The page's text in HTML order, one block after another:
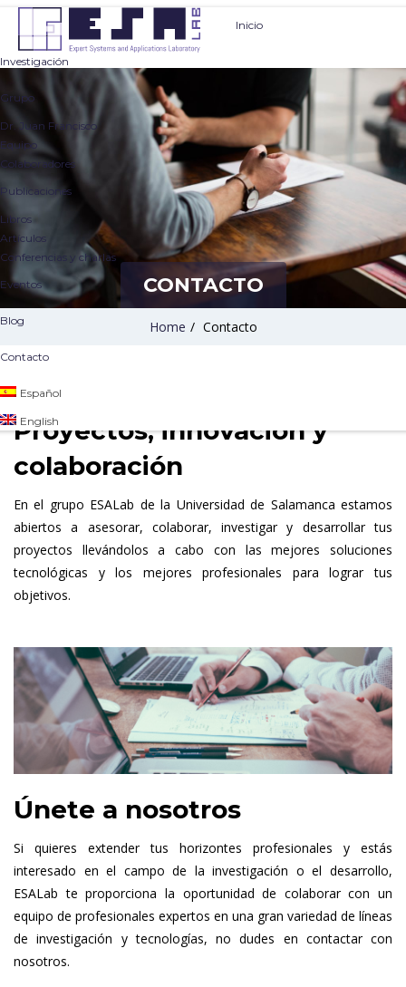
Inicio
Investigación
Grupo
Dr. Juan Francisco
Equipo
Colaboradores
Publicaciones
Libros
Artículos
Conferencias y charlas
Eventos
Blog
Contacto
Español
English
CONTACTO
Home / Contacto
Proyectos, innovación y
colaboración
En el grupo ESALab de la Universidad de Salamanca estamos
abiertos a asesorar, colaborar, investigar y desarrollar tus
proyectos llevándolos a cabo con las mejores soluciones
tecnológicas y los mejores profesionales para lograr tus
objetivos.
Únete a nosotros
Si quieres extender tus horizontes profesionales y estás
interesado en el campo de la investigación o el desarrollo,
ESALab te proporciona la oportunidad de colaborar con un
equipo de profesionales expertos en una gran variedad de líneas
de investigación y tecnologías, no dudes en contactar con
nosotros.